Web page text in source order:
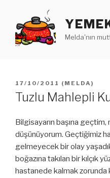
Melda'nın
YAYIM
TARIHI
17/10/2011 ( MELDA )
Tuzlu Mahlepli
Bilgisayarın başına
düşünüyorum. Geçtiğimiz
gelmeyecek bir olay
boğazına takılan bir kılçık
hastanede kalmak zorunda